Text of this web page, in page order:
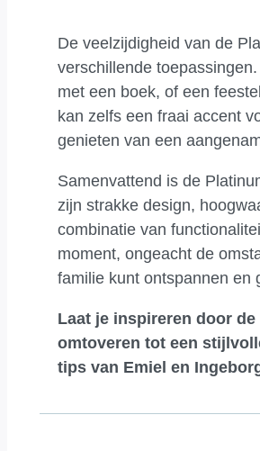
De veelzijdigheid van de
verschillende
met een boek, of een
kan zelfs een fraai accent
genieten van een
Samenvattend is de
zijn strakke design,
combinatie van
moment, ongeacht de
familie kunt ontspannen en
Laat je inspireren door
omtoveren tot een
tips van Emiel en